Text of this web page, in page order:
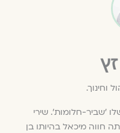
שלו 'שביר-חלומות'. שירי
חווה מיכאל בהיותו בן